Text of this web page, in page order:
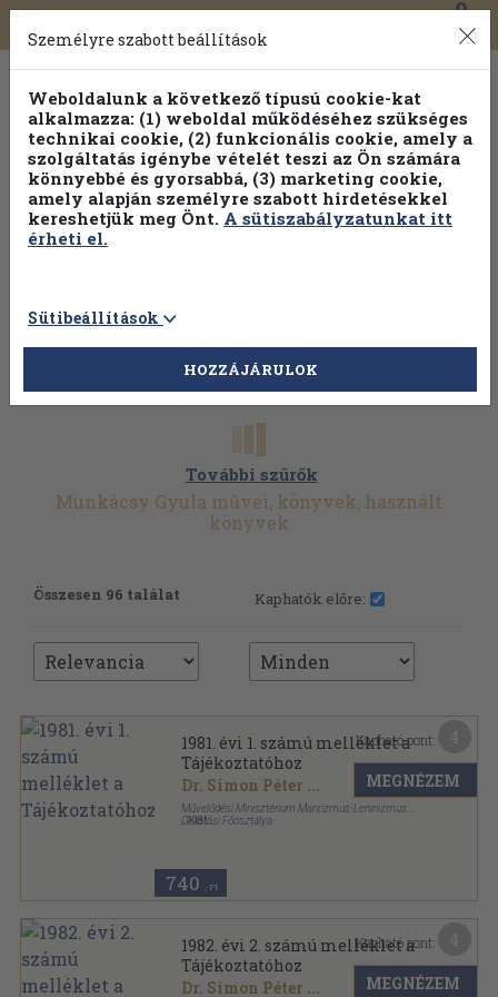
Toggle
navigation
0
További szűrők
Munkácsy Gyula művei, könyvek, használt
könyvek
Összesen 96 találat Kaphatók előre:
1981. évi 1. számú melléklet a
Tájékoztatóhoz
Dr. Simon Péter ...
Művelődési Minisztérium Marxizmus-Leninizmus
Oktatási Főosztálya
,1981
740 ,-Ft
Kapható pont:
MEGNÉZEM
1982. évi 2. számú melléklet a
Tájékoztatóhoz
Dr. Simon Péter ...
Kapható pont:
MEGNÉZEM
Személyre szabott beállítások
Weboldalunk a következő típusú cookie-kat
alkalmazza: (1) weboldal működéséhez szükséges
technikai cookie, (2) funkcionális cookie, amely a
szolgáltatás igénybe vételét teszi az Ön számára
könnyebbé és gyorsabbá, (3) marketing cookie,
amely alapján személyre szabott hirdetésekkel
kereshetjük meg Önt. A sütiszabályzatunkat itt
érheti el.
Sütibeállítások
HOZZÁJÁRULOK